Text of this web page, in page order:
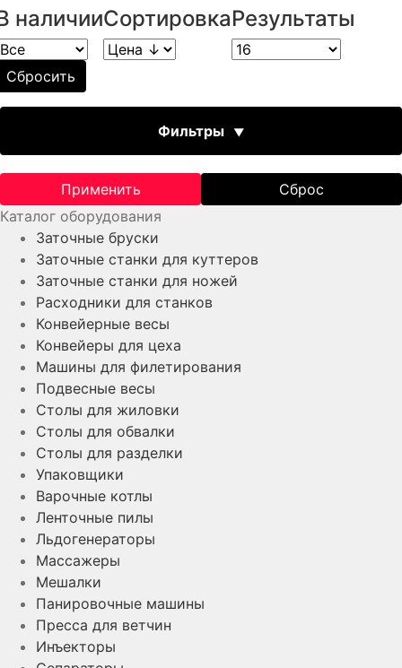
наличииСортировкаРезультаты
Сбросить
Фильтры
Тип направляющей SM-111
Совместим со станком
Применить
Сброс
Каталог оборудования
Заточные бруски
Заточные станки для куттеров
Заточные станки для ножей
Расходники для станков
Конвейерные весы
Конвейеры для цеха
Машины для филетирования
Подвесные весы
Столы для жиловки
Столы для обвалки
Столы для разделки
Упаковщики
Варочные котлы
Ленточные пилы
Льдогенераторы
Массажеры
Мешалки
Панировочные машины
Пресса для ветчин
Инъекторы